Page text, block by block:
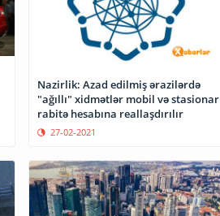
Nazirlik: Azad edilmiş ərazilərdə
"ağıllı" xidmətlər mobil və stasionar
rabitə hesabına reallaşdırılır
27-02-2021